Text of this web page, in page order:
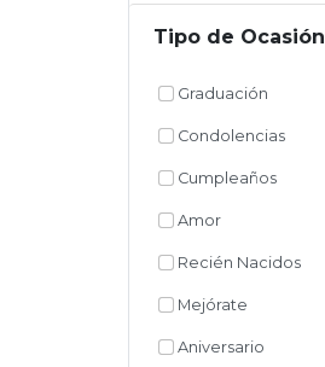
Tipo de Ocasión
Graduación
Condolencias
Cumpleaños
Amor
Recién Nacidos
Mejórate
Aniversario